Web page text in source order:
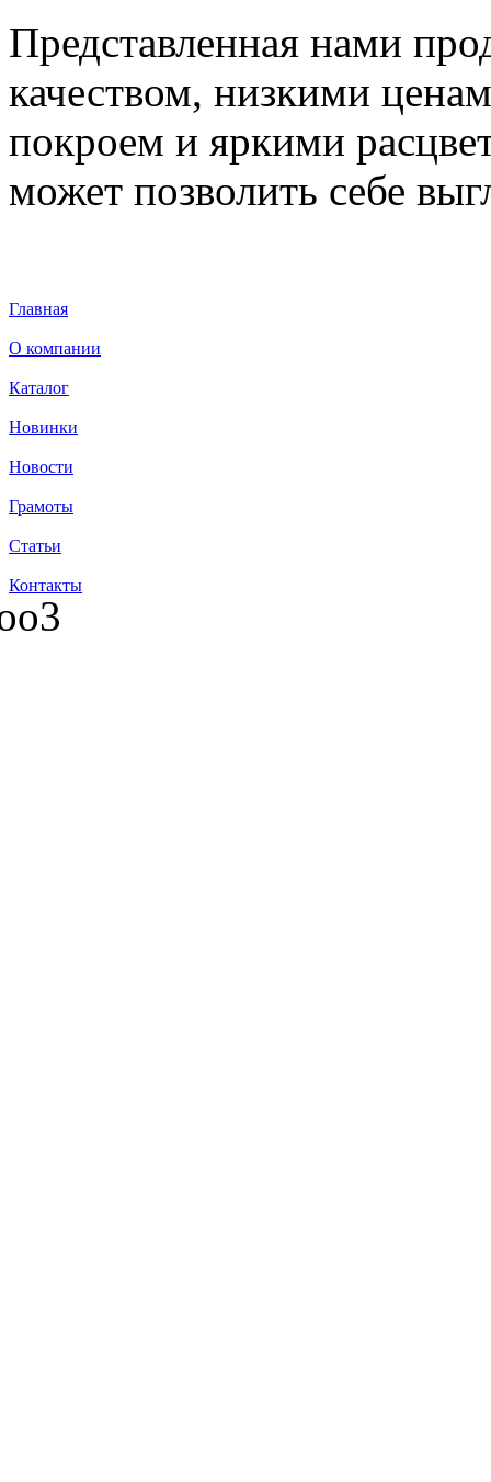
Представленная нами
качеством, низкими
покроем и яркими
может позволить себе
Главная
О компании
Каталог
Новинки
Новости
Грамоты
Статьи
Контакты